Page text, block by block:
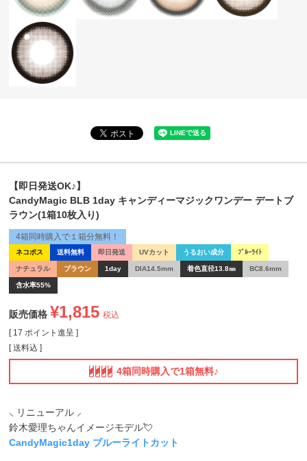
【即日発送OK♪】
CandyMagic BLB 1day キャンディーマジックワンデー デートブ
ラウン(1箱10枚入り)
ネコポス 送料無料 即日発送 UVカット うるおい成分 ﾌﾞﾙｰﾗｲﾄ
ナチュラル ブラウン 1day DIA14.5mm 着色直径13.8㎜ BC8.6mm
含水率55%
4箱同時購入で１箱分無料！
販売価格 ¥1,815 税込
[ 17 ポイント進呈 ]
送料込
4箱同時購入で1箱無料♪
⸜ リニューアル ⸝
鈴木愛理ちゃんイメージモデル💘
CandyMagic1day ブルーライトカット